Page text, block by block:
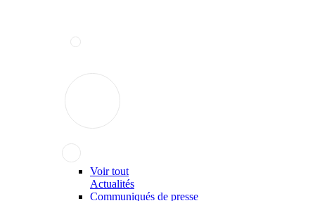
Voir tout
Actualités
Communiqués de presse